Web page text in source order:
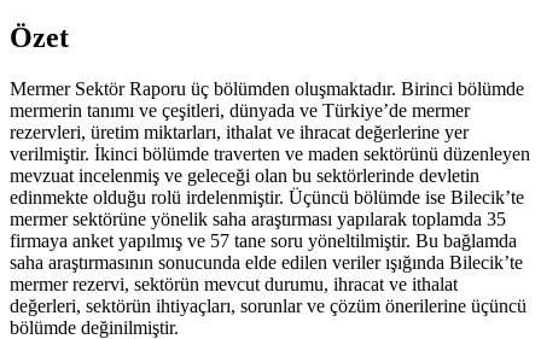
Özet
Mermer Sektör Raporu üç bölümden oluşmaktadır. Birinci bölümde
mermerin tanımı ve çeşitleri, dünyada ve Türkiye’de mermer
rezervleri, üretim miktarları, ithalat ve ihracat değerlerine yer
verilmiştir. İkinci bölümde traverten ve maden sektörünü düzenleyen
mevzuat incelenmiş ve geleceği olan bu sektörlerinde devletin
edinmekte olduğu rolü irdelenmiştir. Üçüncü bölümde ise Bilecik’te
mermer sektörüne yönelik saha araştırması yapılarak toplamda 35
firmaya anket yapılmış ve 57 tane soru yöneltilmiştir. Bu bağlamda
saha araştırmasının sonucunda elde edilen veriler ışığında Bilecik’te
mermer rezervi, sektörün mevcut durumu, ihracat ve ithalat
değerleri, sektörün ihtiyaçları, sorunlar ve çözüm önerilerine üçüncü
bölümde değinilmiştir.